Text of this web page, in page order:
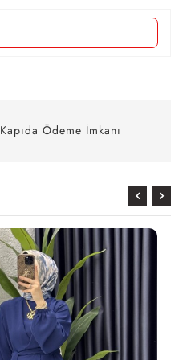
Kapıda Ödeme İmkanı